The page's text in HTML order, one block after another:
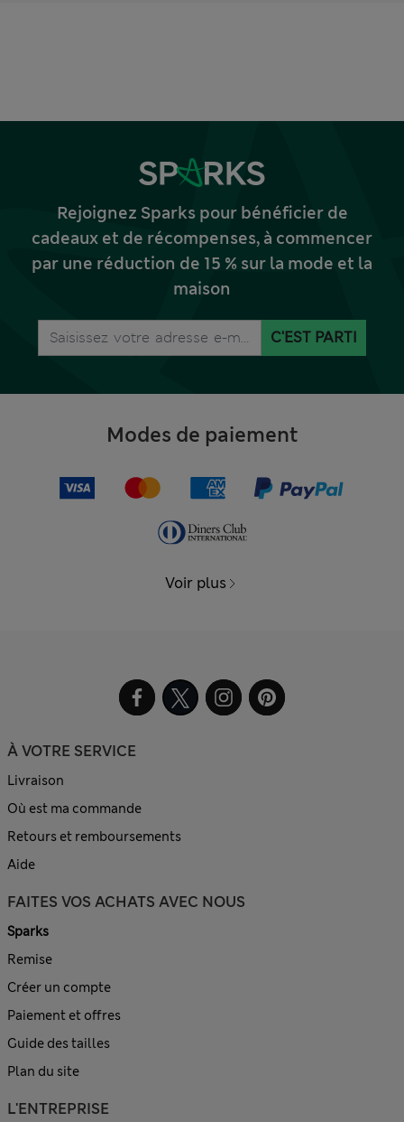
Rejoignez Sparks pour bénéficier de
cadeaux et de récompenses, à commencer
par une réduction de 15 % sur la mode et la
maison
C'EST PARTI
Modes de paiement
Voir plus
À VOTRE SERVICE
Livraison
Où est ma commande
Retours et remboursements
Aide
FAITES VOS ACHATS AVEC NOUS
Sparks
Remise
Créer un compte
Paiement et offres
Guide des tailles
Plan du site
L'ENTREPRISE